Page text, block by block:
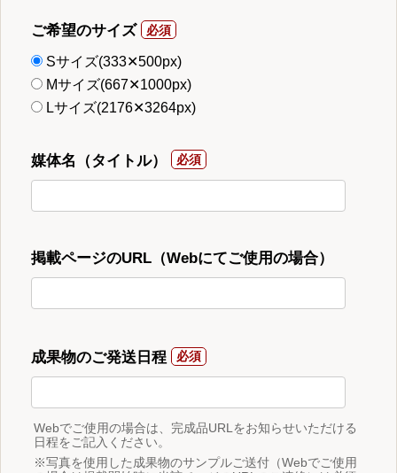
ご希望のサイズ
Sサイズ(333✕500px)
Mサイズ(667✕1000px)
Lサイズ(2176✕3264px)
媒体名（タイトル）
掲載ページのURL（Webにてご使用の場合）
成果物のご発送日程
Webでご使用の場合は、完成品URLをお知らせいただける
日程をご記入ください。
※写真を使用した成果物のサンプルご送付（Webでご使用